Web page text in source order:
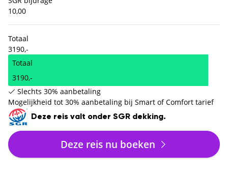
10,00
Totaal
3190,-
Totaal
3190,-
Slechts 30% aanbetaling
Mogelijkheid tot 30% aanbetaling bij Smart of Comfort tarief
Deze reis valt onder SGR dekking.
Deze reis nu boeken